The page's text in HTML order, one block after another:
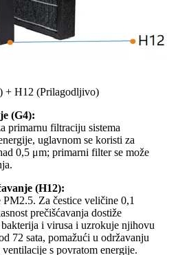
+ H12 (Prilagodljivo)
(G4):
primarnu filtraciju sistema
uglavnom se koristi za
0,5 μm; primarni filter se može
(H12):
Za čestice veličine 0,1
prečišćavanja dostiže
i virusa i uzrokuje njihovu
72 sata, pomažući u održavanju
s povratom energije.